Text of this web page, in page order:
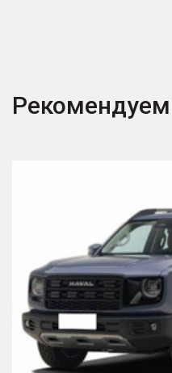
Рекомендуем